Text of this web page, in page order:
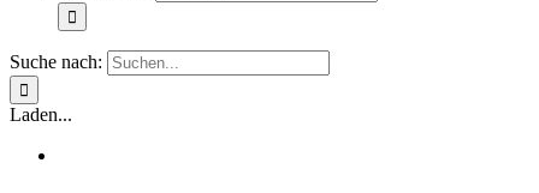
Suche nach:
Laden...